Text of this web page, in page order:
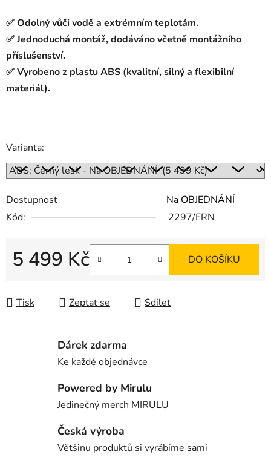
✅ Odolný vůči vodě a extrémním teplotám.
✅ Jednoduchá montáž, dodáváno včetně montážního
příslušenství.
✅ Vyrobeno z plastu ABS (kvalitní, silný a flexibilní
materiál).
Varianta:
Dostupnost
Na OBJEDNÁNÍ
Kód:
2297/ERN
5 499 Kč DO KOŠÍKU
Tisk Zeptat se Sdílet
Dárek zdarma
Ke každé objednávce
Powered by Mirulu
Jedinečný merch MIRULU
Česká výroba
Většinu produktů si vyrábíme sami